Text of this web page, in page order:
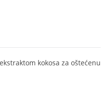
kokosa za oštećenu